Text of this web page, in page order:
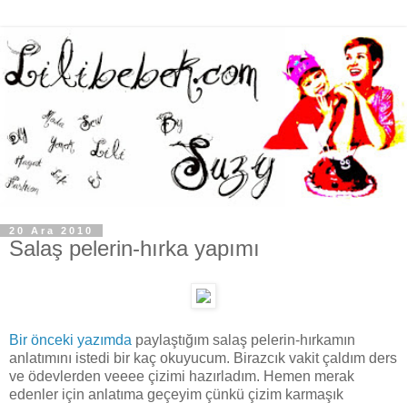
20 Ara 2010
Salaş pelerin-hırka yapımı
Bir önceki yazımda paylaştığım salaş pelerin-hırkamın
anlatımını istedi bir kaç okuyucum. Birazcık vakit çaldım ders
ve ödevlerden veeee çizimi hazırladım. Hemen merak
edenler için anlatıma geçeyim çünkü çizim karmaşık